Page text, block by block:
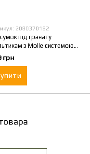
2080370182
під гранату
з Molle системою
грн